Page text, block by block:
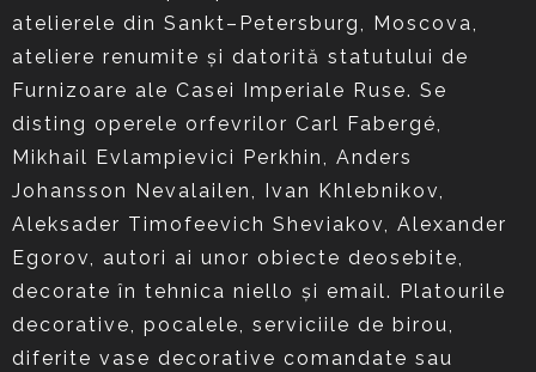
atelierele din Sankt–Petersburg, Moscova,
ateliere renumite și datorită statutului de
Furnizoare ale Casei Imperiale Ruse. Se
disting operele orfevrilor Carl Fabergé,
Mikhail Evlampievici Perkhin, Anders
Johansson Nevalailen, Ivan Khlebnikov,
Aleksader Timofeevich Sheviakov, Alexander
Egorov, autori ai unor obiecte deosebite,
decorate în tehnica niello și email. Platourile
decorative, pocalele, serviciile de birou,
diferite vase decorative comandate sau